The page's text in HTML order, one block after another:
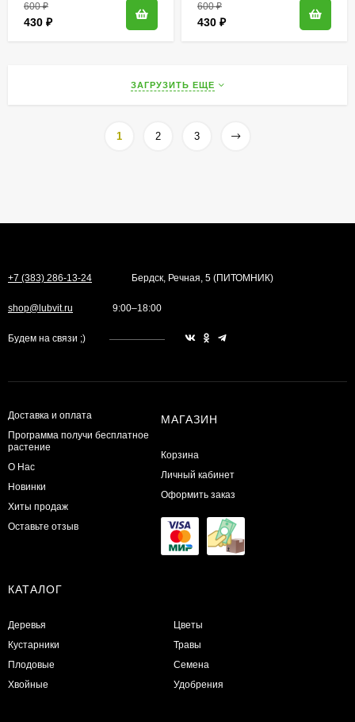
600₽
430 ₽
600₽
430 ₽
ЗАГРУЗИТЬ ЕЩЕ
1 2 3
+7 (383) 286-13-24 Бердск, Речная, 5 (ПИТОМНИК)
shop@lubvit.ru 9:00–18:00
Будем на связи ;)
Доставка и оплата
Программа получи бесплатное
растение
О Нас
Новинки
Хиты продаж
Оставьте отзыв
МАГАЗИН
Корзина
Личный кабинет
Оформить заказ
КАТАЛОГ
Деревья
Кустарники
Плодовые
Хвойные
Цветы
Травы
Семена
Удобрения